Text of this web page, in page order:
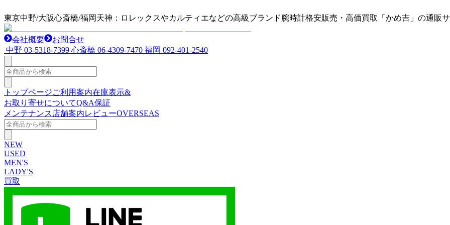
東京中野/大阪心斎橋/福岡天神：ロレックスやカルティエなどの高級ブランド腕時計格安販売・高価買取「かめ吉」の通販
会社概要
お問合せ
中野 03-5318-7399 心斎橋 06-4309-7470 福岡 092-401-2540
トップページご利用案内在庫表示&
お取り寄せについてQ&A保証
メンテナンス 店舗案内レビューOVERSEAS
NEW
USED
MEN'S
LADY'S
買取